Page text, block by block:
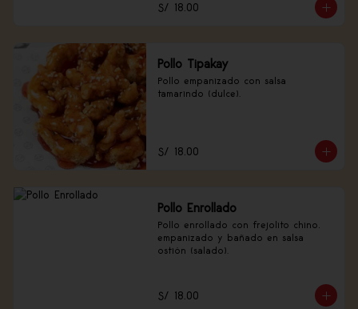
S/ 18.00
Pollo Tipakay
Pollo empanizado con salsa
tamarindo (dulce).
S/ 18.00
Pollo Enrollado
Pollo enrollado con frejolito chino,
empanizado y bañado en salsa
ostión (salado).
S/ 18.00